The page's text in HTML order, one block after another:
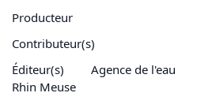
Producteur
Contributeur(s)
Éditeur(s)
Agence de l'eau
Rhin Meuse